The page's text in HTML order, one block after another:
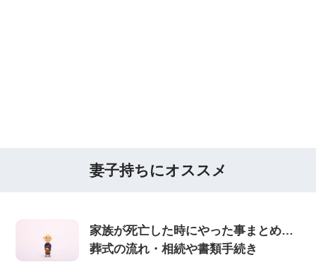
妻子持ちにオススメ
家族が死亡した時にやった事まとめ…
葬式の流れ・相続や書類手続き